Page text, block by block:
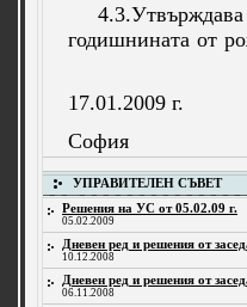
4.3.Утвърждава
годишнината от
17.01.2009 г.
София
УПРАВИТЕЛЕН СЪВЕТ
Решения на УС от 05.02.09 г.
05.02.2009
Дневен ред и решения от
10.12.2008
Дневен ред и решения от
06.11.2008